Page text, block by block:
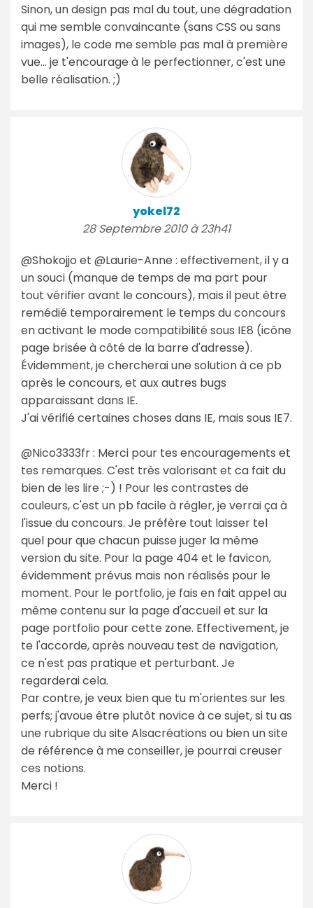
Sinon, un design pas mal du tout, une dégradation
qui me semble convaincante (sans CSS ou sans
images), le code me semble pas mal à première
vue... je t'encourage à le perfectionner, c'est une
belle réalisation. ;)
yokel72
28 Septembre 2010 à 23h41
@Shokojjo et @Laurie-Anne : effectivement, il y a
un souci (manque de temps de ma part pour
tout vérifier avant le concours), mais il peut être
remédié temporairement le temps du concours
en activant le mode compatibilité sous IE8 (icône
page brisée à côté de la barre d'adresse).
Évidemment, je chercherai une solution à ce pb
après le concours, et aux autres bugs
apparaissant dans IE.
J'ai vérifié certaines choses dans IE, mais sous IE7.
@Nico3333fr : Merci pour tes encouragements et
tes remarques. C'est très valorisant et ca fait du
bien de les lire ;-) ! Pour les contrastes de
couleurs, c'est un pb facile à régler, je verrai ça à
l'issue du concours. Je préfère tout laisser tel
quel pour que chacun puisse juger la même
version du site. Pour la page 404 et le favicon,
évidemment prévus mais non réalisés pour le
moment. Pour le portfolio, je fais en fait appel au
même contenu sur la page d'accueil et sur la
page portfolio pour cette zone. Effectivement, je
te l'accorde, après nouveau test de navigation,
ce n'est pas pratique et perturbant. Je
regarderai cela.
Par contre, je veux bien que tu m'orientes sur les
perfs; j'avoue être plutôt novice à ce sujet, si tu as
une rubrique du site Alsacréations ou bien un site
de référence à me conseiller, je pourrai creuser
ces notions.
Merci !